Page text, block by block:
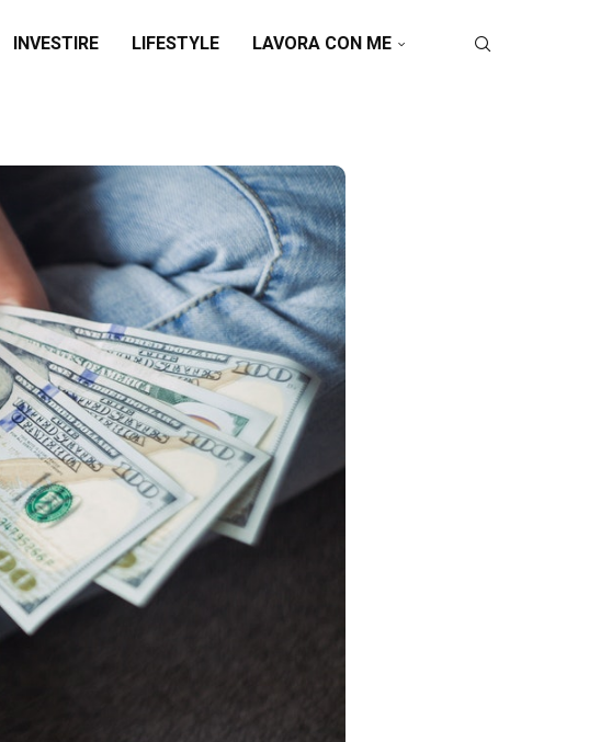
INVESTIRE LIFESTYLE LAVORA CON ME